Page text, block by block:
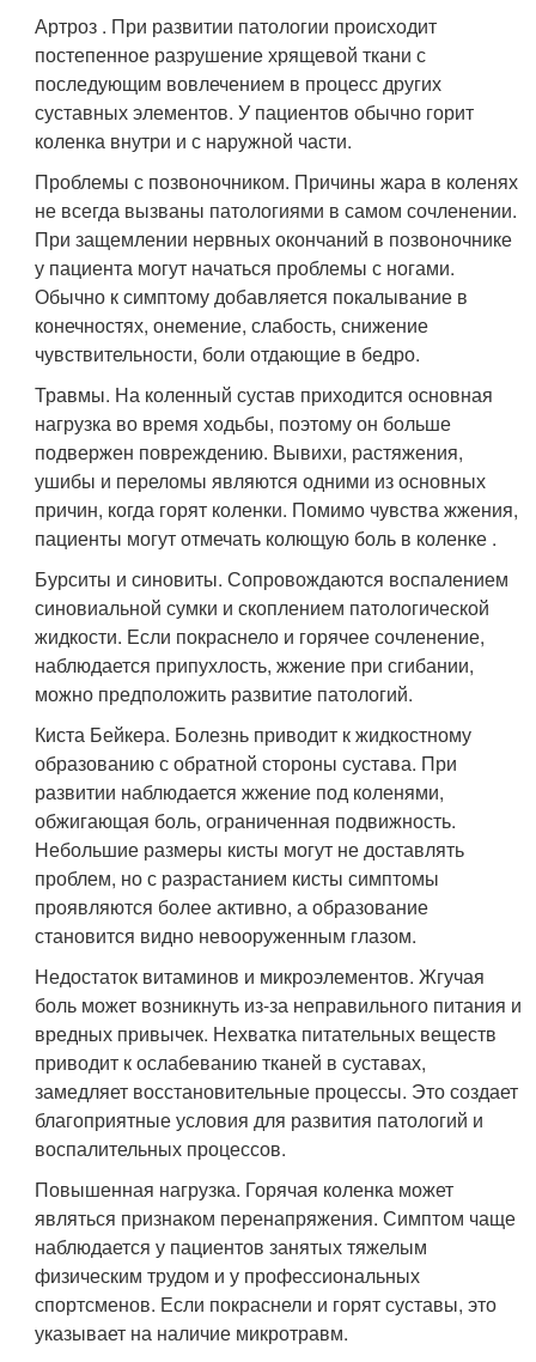
Артроз . При развитии патологии происходит
постепенное разрушение хрящевой ткани с
последующим вовлечением в процесс других
суставных элементов. У пациентов обычно горит
коленка внутри и с наружной части.
Проблемы с позвоночником. Причины жара в коленях
не всегда вызваны патологиями в самом сочленении.
При защемлении нервных окончаний в позвоночнике
у пациента могут начаться проблемы с ногами.
Обычно к симптому добавляется покалывание в
конечностях, онемение, слабость, снижение
чувствительности, боли отдающие в бедро.
Травмы. На коленный сустав приходится основная
нагрузка во время ходьбы, поэтому он больше
подвержен повреждению. Вывихи, растяжения,
ушибы и переломы являются одними из основных
причин, когда горят коленки. Помимо чувства жжения,
пациенты могут отмечать колющую боль в коленке .
Бурситы и синовиты. Сопровождаются воспалением
синовиальной сумки и скоплением патологической
жидкости. Если покраснело и горячее сочленение,
наблюдается припухлость, жжение при сгибании,
можно предположить развитие патологий.
Киста Бейкера. Болезнь приводит к жидкостному
образованию с обратной стороны сустава. При
развитии наблюдается жжение под коленями,
обжигающая боль, ограниченная подвижность.
Небольшие размеры кисты могут не доставлять
проблем, но с разрастанием кисты симптомы
проявляются более активно, а образование
становится видно невооруженным глазом.
Недостаток витаминов и микроэлементов. Жгучая
боль может возникнуть из-за неправильного питания и
вредных привычек. Нехватка питательных веществ
приводит к ослабеванию тканей в суставах,
замедляет восстановительные процессы. Это создает
благоприятные условия для развития патологий и
воспалительных процессов.
Повышенная нагрузка. Горячая коленка может
являться признаком перенапряжения. Симптом чаще
наблюдается у пациентов занятых тяжелым
физическим трудом и у профессиональных
спортсменов. Если покраснели и горят суставы, это
указывает на наличие микротравм.